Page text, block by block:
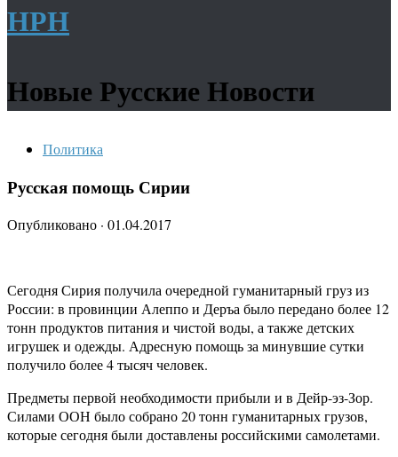
НРН
Новые Русские Новости
Политика
Русская помощь Сирии
Опубликовано · 01.04.2017
Сегодня Сирия получила очередной гуманитарный груз из
России: в провинции Алеппо и Деръа было передано более 12
тонн продуктов питания и чистой воды, а также детских
игрушек и одежды. Адресную помощь за минувшие сутки
получило более 4 тысяч человек.
Предметы первой необходимости прибыли и в Дейр-эз-Зор.
Силами ООН было собрано 20 тонн гуманитарных грузов,
которые сегодня были доставлены российскими самолетами.